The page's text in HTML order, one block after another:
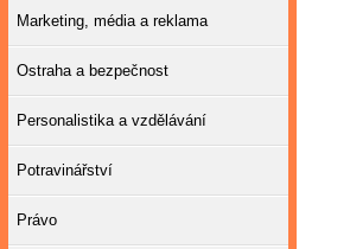
Marketing, média a reklama
Ostraha a bezpečnost
Personalistika a vzdělávání
Potravinářství
Právo